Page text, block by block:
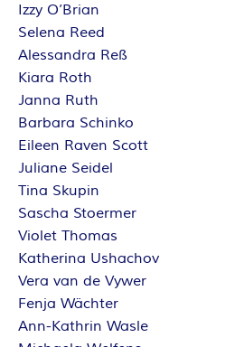
Izzy O’Brian
Selena Reed
Alessandra Reß
Kiara Roth
Janna Ruth
Barbara Schinko
Eileen Raven Scott
Juliane Seidel
Tina Skupin
Sascha Stoermer
Violet Thomas
Katherina Ushachov
Vera van de Vywer
Fenja Wächter
Ann-Kathrin Wasle